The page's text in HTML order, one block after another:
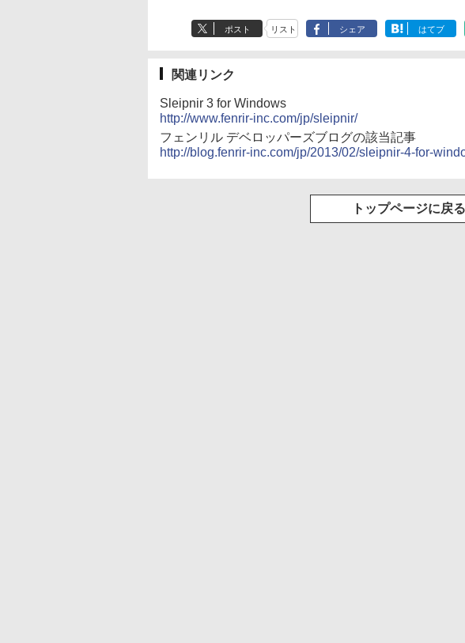
ポスト リスト シェア はてブ
関連リンク
Sleipnir 3 for Windows
http://www.fenrir-inc.com/jp/sleipnir/
フェンリル デベロッパーズブログの該当記事
http://blog.fenrir-inc.com/jp/2013/02/sleipnir-4-for-
トップページに戻る